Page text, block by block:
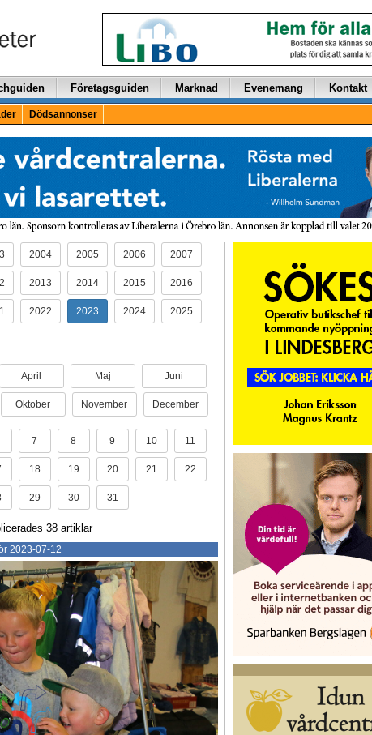
Företagsguiden Marknad Evenemang Kontakt
Dödsannonser
2004 2005 2006 2007
2013 2014 2015 2016
2022 2023 2024 2025
April Maj Juni
Oktober November December
7 8 9 10 11
18 19 20 21 22
29 30 31
38 artiklar
2023-07-12